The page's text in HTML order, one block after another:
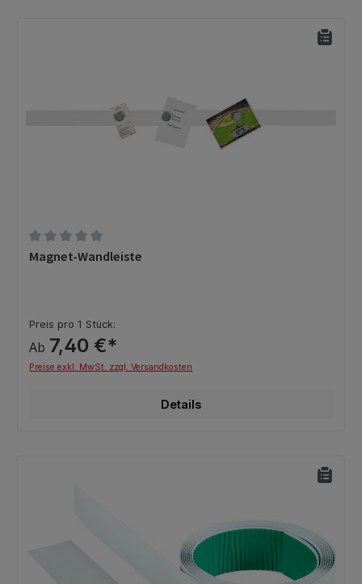
Durchschnittliche Bewertung von 0 von 5 Sternen
Magnet-Wandleiste
Preis pro 1 Stück:
Ab 7,40 €*
Preise exkl. MwSt. zzgl. Versandkosten
Details